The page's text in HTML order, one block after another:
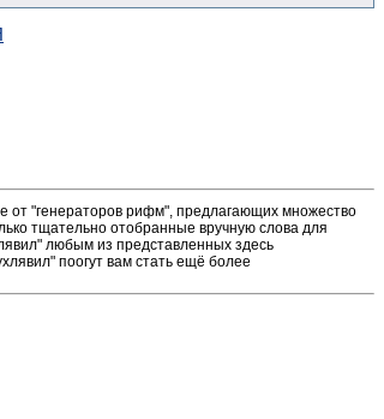
от "генераторов рифм", предлагающих множество
тщательно отобранные вручную слова для
любым из представленных здесь
поогут вам стать ещё более